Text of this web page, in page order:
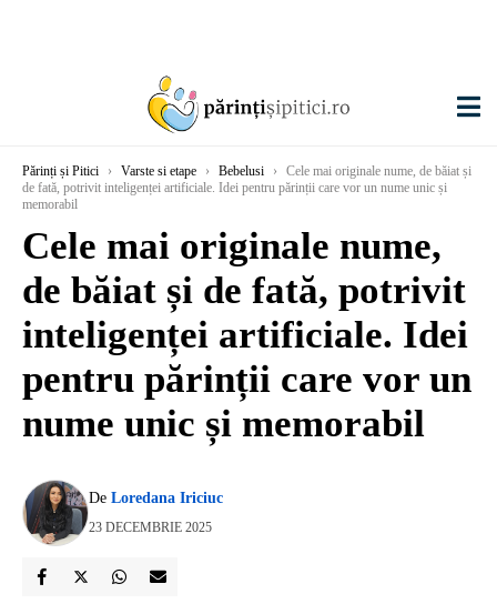
Părinți și Pitici › Varste si etape › Bebelusi ›
Cele mai originale nume, de băiat și
de fată, potrivit inteligenței artificiale. Idei pentru părinții care vor un nume unic și
memorabil
Cele mai originale nume,
de băiat și de fată, potrivit
inteligenței artificiale. Idei
pentru părinții care vor un
nume unic și memorabil
De Loredana Iriciuc
23 DECEMBRIE 2025